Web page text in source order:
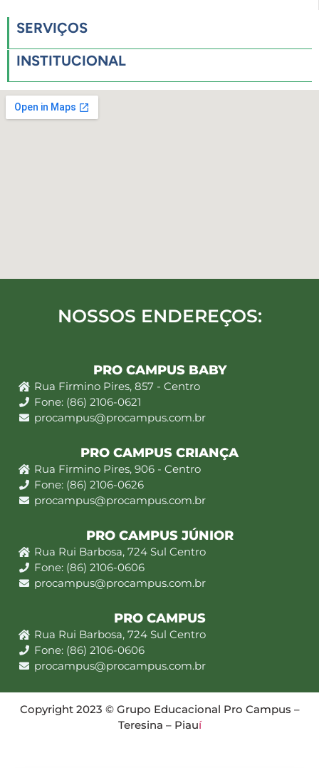
SERVIÇOS
INSTITUCIONAL
NOSSOS ENDEREÇOS:
PRO CAMPUS BABY
Rua Firmino Pires, 857 - Centro
Fone: (86) 2106-0621
procampus@procampus.com.br
PRO CAMPUS CRIANÇA
Rua Firmino Pires, 906 - Centro
Fone: (86) 2106-0626
procampus@procampus.com.br
PRO CAMPUS JÚNIOR
Rua Rui Barbosa, 724 Sul Centro
Fone: (86) 2106-0606
procampus@procampus.com.br
PRO CAMPUS
Rua Rui Barbosa, 724 Sul Centro
Fone: (86) 2106-0606
procampus@procampus.com.br
Copyright 2023 © Grupo Educacional Pro Campus –
Teresina – Piauí